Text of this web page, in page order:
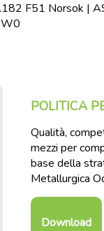
F51 Norsok |
POLITICA
Qualità,
mezzi per
base della
Metallurgica
Download